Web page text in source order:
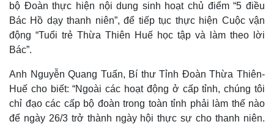
bộ Đoàn thực hiện nội dung sinh hoạt chủ điểm “5 điều
Bác Hồ dạy thanh niên”, để tiếp tục thực hiện Cuộc vận
động “Tuổi trẻ Thừa Thiên Huế học tập và làm theo lời
Bác”.
Anh Nguyễn Quang Tuấn, Bí thư Tỉnh Đoàn Thừa Thiên-
Huế cho biết: “Ngoài các hoạt động ở cấp tỉnh, chúng tôi
chỉ đạo các cấp bộ đoàn trong toàn tỉnh phải làm thế nào
để ngày 26/3 trở thành ngày hội thực sự cho thanh niên.